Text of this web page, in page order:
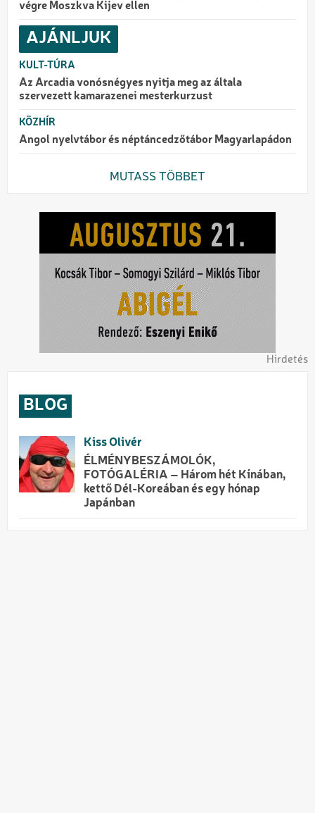
végre Moszkva Kijev ellen
AJÁNLJUK
KULT-TÚRA
Az Arcadia vonósnégyes nyitja meg az általa
szervezett kamarazenei mesterkurzust
KÖZHÍR
Angol nyelvtábor és néptáncedzőtábor Magyarlapádon
MUTASS TÖBBET
Hirdetés
BLOG
Kiss Olivér
ÉLMÉNYBESZÁMOLÓK,
FOTÓGALÉRIA – Három hét Kínában,
kettő Dél-Koreában és egy hónap
Japánban